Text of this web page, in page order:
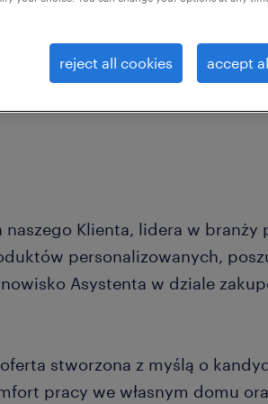
naszego Klienta, lidera w
personalizowanych,
Asystenta w dziale
stworzona z myślą o
pracy we własnym domu
reject all cookies accept